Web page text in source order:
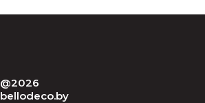
@2026
bellodeco.by